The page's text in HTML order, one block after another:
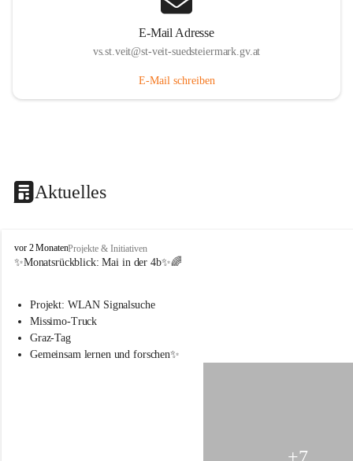
E-Mail Adresse
vs.st.veit@st-veit-suedsteiermark.gv.at
E-Mail schreiben
Aktuelles
V
o
s
s
c
vor 2 MonatenProjekte & Initiativen
✨Monatsrückblick: Mai in der 4b✨🌈
Projekt: WLAN Signalsuche
Missimo-Truck
Graz-Tag
Gemeinsam lernen und forschen✨